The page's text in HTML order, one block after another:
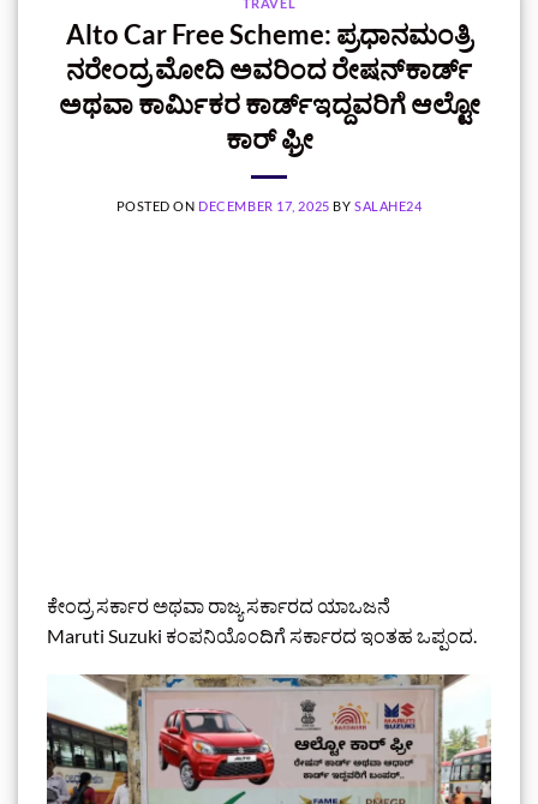
Alto Car Free Scheme: ಪ್ರಧಾನಮಂತ್ರಿ
ನರೇಂದ್ರ ಮೋದಿ ಅವರಿಂದ ರೇಷನ್‌ಕಾರ್ಡ್‌
ಅಥವಾ ಕಾರ್ಮಿಕರ ಕಾರ್ಡ್‌ಇದ್ದವರಿಗೆ ಆಲ್ಟೋ
ಕಾರ್ ಫ್ರೀ
POSTED ON DECEMBER 17, 2025 BY SALAHE24
ಕೇಂದ್ರ ಸರ್ಕಾರ ಅಥವಾ ರಾಜ್ಯ ಸರ್ಕಾರದ ಯಾಒಜನೆ
Maruti Suzuki ಕಂಪನಿಯೊಂದಿಗೆ ಸರ್ಕಾರದ ಇಂತಹ ಒಪ್ಪಂದ.